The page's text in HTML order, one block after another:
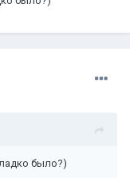
было?)